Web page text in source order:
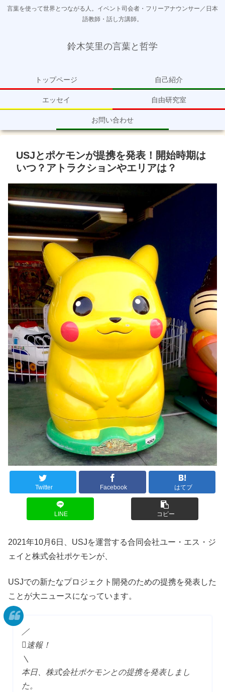
言葉を使って世界とつながる人。イベント司会者・フリーアナウンサー／日本
語教師・話し方講師。
鈴木笑里の言葉と哲学
トップページ 自己紹介
エッセイ 自由研究室
お問い合わせ
USJとポケモンが提携を発表！開始時期は
いつ？アトラクションやエリアは？
Twitter Facebook はてブ
LINE コピー
2021年10月6日、USJを運営する合同会社ユー・エス・ジ
ェイと株式会社ポケモンが、
USJでの新たなプロジェクト開発のための提携を発表した
ことが大ニュースになっています。
／
速報！
＼
本日、株式会社ポケモンとの提携を発表しまし
た。